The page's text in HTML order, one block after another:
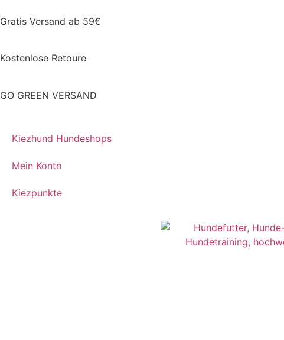
Gratis Versand ab 59€
Kostenlose Retoure
GO GREEN VERSAND
Kiezhund Hundeshops
Mein Konto
Kiezpunkte